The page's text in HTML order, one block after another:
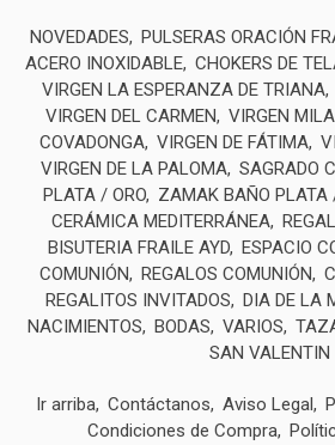
NOVEDADES PULSERAS ORACIÓN
ACERO INOXIDABLE CHOKERS DE
VIRGEN LA ESPERANZA DE TRIANA
VIRGEN DEL CARMEN
VIRGEN
COVADONGA VIRGEN DE FÁTIMA
VIRGEN DE LA PALOMA SAGRADO
PLATA / ORO
ZAMAK BAÑO PLATA
CERÁMICA MEDITERRÁNEA
BISUTERIA FRAILE AYD ESPACIO
COMUNIÓN
REGALOS COMUNIÓN
REGALITOS INVITADOS
DIA DE LA
NACIMIENTOS
BODAS VARIOS
SAN VALENTIN
Ir arriba Contáctanos Aviso Legal
Condiciones de Compra